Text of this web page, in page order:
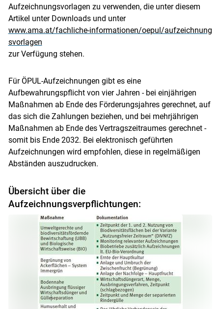
Aufzeichnungsvorlagen zu verwenden, die unter diesem
Artikel unter Downloads und unter
www.ama.at/fachliche-informationen/oepul/aufzeichnung
svorlagen
zur Verfügung stehen.
Für ÖPUL-Aufzeichnungen gibt es eine
Aufbewahrungspflicht von vier Jahren - bei einjährigen
Maßnahmen ab Ende des Förderungsjahres gerechnet, auf
das sich die Zahlungen beziehen, und bei mehrjährigen
Maßnahmen ab Ende des Vertragszeitraumes gerechnet -
somit bis Ende 2032. Bei elektronisch geführten
Aufzeichnungen wird empfohlen, diese in regelmäßigen
Abständen auszudrucken.
Übersicht über die
Aufzeichnungsverpflichtungen: